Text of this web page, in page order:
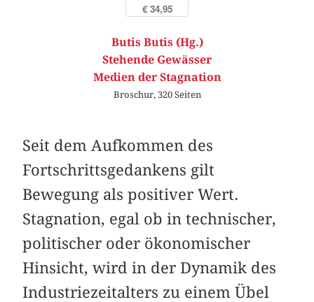
€ 34,95
Butis Butis (Hg.)
Stehende Gewässer
Medien der Stagnation
Broschur, 320 Seiten
Seit dem Aufkommen des
Fortschrittsgedankens gilt
Bewegung als positiver Wert.
Stagnation, egal ob in technischer,
politischer oder ökonomischer
Hinsicht, wird in der Dynamik des
Industriezeitalters zu einem Übel